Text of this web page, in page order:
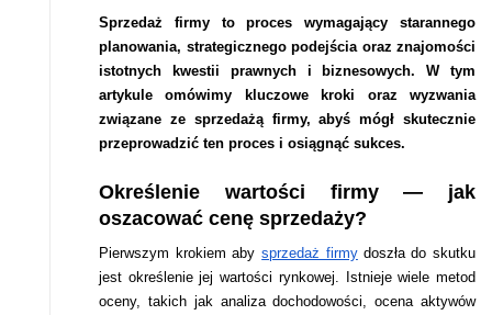
Sprzedaż firmy to proces wymagający starannego
planowania, strategicznego podejścia oraz znajomości
istotnych kwestii prawnych i biznesowych. W tym
artykule omówimy kluczowe kroki oraz wyzwania
związane ze sprzedażą firmy, abyś mógł skutecznie
przeprowadzić ten proces i osiągnąć sukces.
Określenie wartości firmy — jak
oszacować cenę sprzedaży?
Pierwszym krokiem abysprzedaż firmy doszła do skutku
jest określenie jej wartości rynkowej. Istnieje wiele metod
oceny, takich jak analiza dochodowości, ocena aktywów